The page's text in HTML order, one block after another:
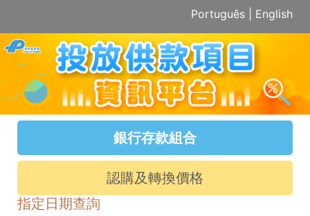
Português English
銀行存款組合
認購及轉換價格
指定日期查詢